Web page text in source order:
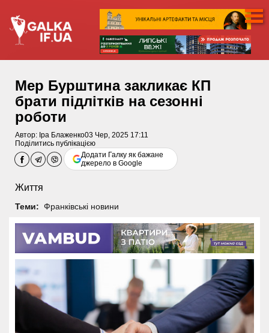
Мер Бурштина закликає КП
брати підлітків на сезонні
роботи
Автор: Іра Блаженко03 Чер, 2025 17:11
Поділитись публікацією
Додати Галку як бажане
джерело в Google
Життя
Теми: Франківські новини